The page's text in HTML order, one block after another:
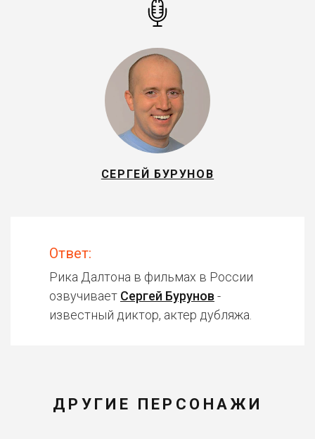
СЕРГЕЙ БУРУНОВ
Ответ:
Рика Далтона в фильмах в России
озвучивает Сергей Бурунов -
известный диктор, актер дубляжа.
ДРУГИЕ ПЕРСОНАЖИ